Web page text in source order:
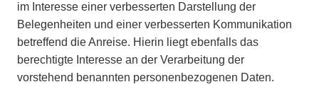
im Interesse einer verbesserten Darstellung der
Belegenheiten und einer verbesserten Kommunikation
betreffend die Anreise. Hierin liegt ebenfalls das
berechtigte Interesse an der Verarbeitung der
vorstehend benannten personenbezogenen Daten.